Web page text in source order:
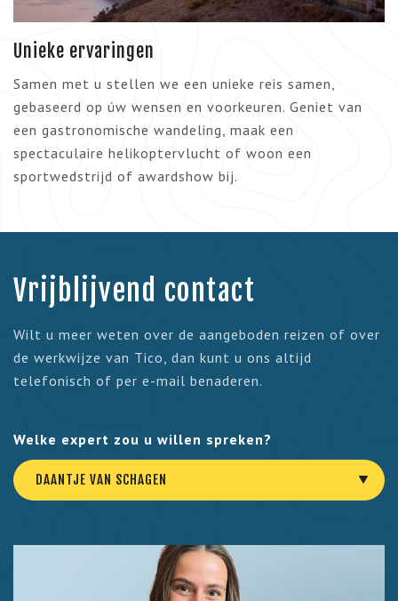
Unieke ervaringen
Samen met u stellen we een unieke reis samen,
gebaseerd op úw wensen en voorkeuren. Geniet van
een gastronomische wandeling, maak een
spectaculaire helikoptervlucht of woon een
sportwedstrijd of awardshow bij.
Vrijblijvend contact
Wilt u meer weten over de aangeboden reizen of over
de werkwijze van Tico, dan kunt u ons altijd
telefonisch of per e-mail benaderen.
Welke expert zou u willen spreken?
DAANTJE VAN SCHAGEN